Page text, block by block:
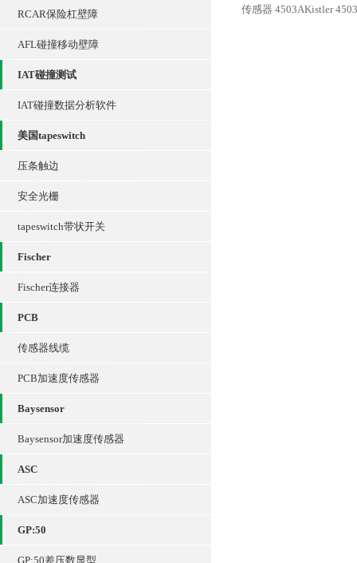
RCAR保险杠壁障
AFL碰撞移动壁障
IAT碰撞测试
IAT碰撞数据分析软件
美国tapeswitch
压条触边
安全光栅
tapeswitch带状开关
Fischer
Fischer连接器
PCB
传感器线缆
PCB加速度传感器
Baysensor
Baysensor加速度传感器
ASC
ASC加速度传感器
GP:50
GP:50差压数显型
传感器 4503AKistler